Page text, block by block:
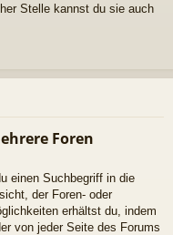
Stelle kannst du sie auch
Foren
einen Suchbegriff in die
der Foren- oder
erhältst du, indem
von jeder Seite des Forums